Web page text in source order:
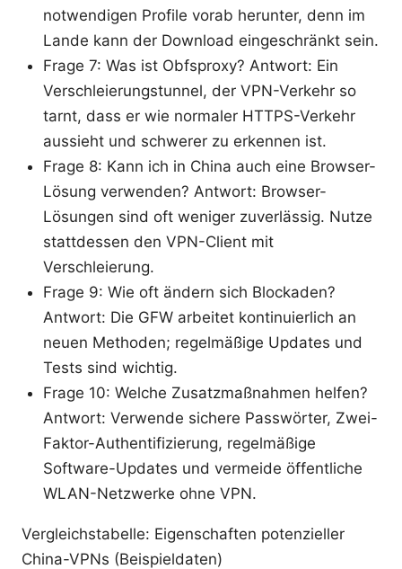
notwendigen Profile vorab herunter, denn im
Lande kann der Download eingeschränkt sein.
Frage 7: Was ist Obfsproxy? Antwort: Ein
Verschleierungstunnel, der VPN-Verkehr so
tarnt, dass er wie normaler HTTPS-Verkehr
aussieht und schwerer zu erkennen ist.
Frage 8: Kann ich in China auch eine Browser-
Lösung verwenden? Antwort: Browser-
Lösungen sind oft weniger zuverlässig. Nutze
stattdessen den VPN-Client mit
Verschleierung.
Frage 9: Wie oft ändern sich Blockaden?
Antwort: Die GFW arbeitet kontinuierlich an
neuen Methoden; regelmäßige Updates und
Tests sind wichtig.
Frage 10: Welche Zusatzmaßnahmen helfen?
Antwort: Verwende sichere Passwörter, Zwei-
Faktor-Authentifizierung, regelmäßige
Software-Updates und vermeide öffentliche
WLAN-Netzwerke ohne VPN.
Vergleichstabelle: Eigenschaften potenzieller
China-VPNs (Beispieldaten)